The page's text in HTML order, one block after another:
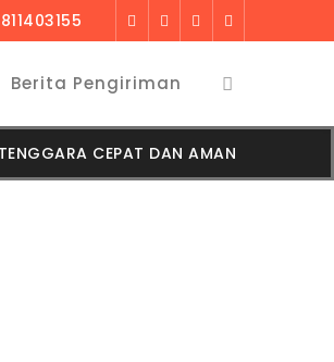
Berita Pengiriman
CEPAT DAN AMAN